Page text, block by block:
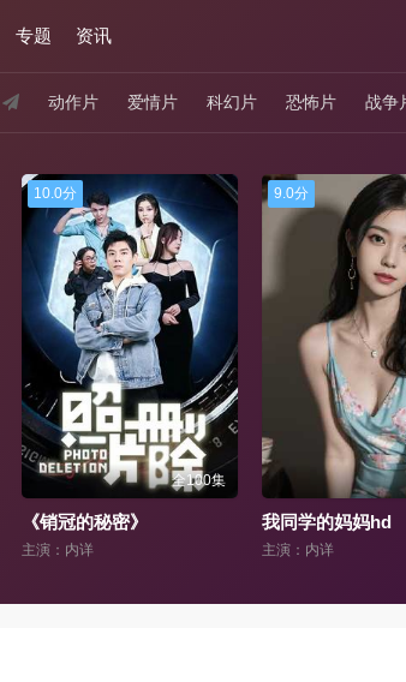
专题 资讯
动作片 爱情片 科幻片 恐怖片 战争
9.0分
全80集
我同学的妈妈hd
主演：内详
7.0分
更
霹雳英雄战纪之